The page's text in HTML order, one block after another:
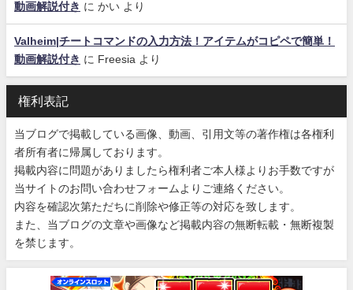
動画解説付き に かい より
Valheim|チートコマンドの入力方法！アイテムがコピペで簡単！
動画解説付き に Freesia より
権利表記
当ブログで掲載している画像、動画、引用文等の著作権は各権利
者所有者に帰属しております。
掲載内容に問題がありましたら権利者ご本人様よりお手数ですが
当サイトのお問い合わせフォームよりご連絡ください。
内容を確認次第ただちに削除や修正等の対応を致します。
また、当ブログの文章や画像など掲載内容の無断転載・無断複製
を禁じます。